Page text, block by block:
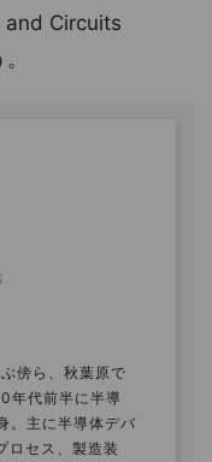
and Circuits
傍ら、秋葉原で
年代前半に半導
。主に半導体デバ
ロセス、製造装